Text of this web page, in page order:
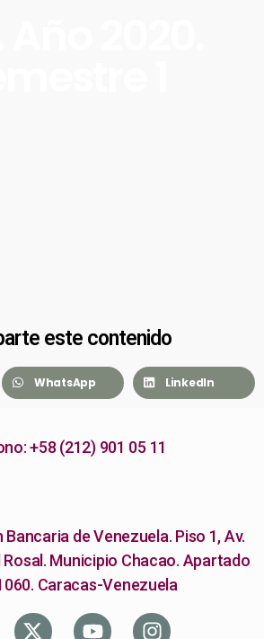
este contenido
WhatsApp LinkedIn
+58 (212) 901 05 11
de Venezuela. Piso 1, Av.
Rosal. Municipio Chacao. Apartado
Caracas-Venezuela